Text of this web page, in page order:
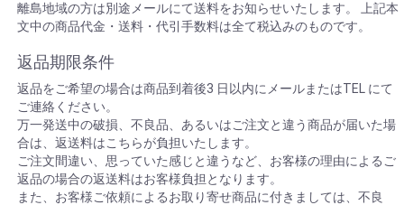
離島地域の方は別途メールにて送料をお知らせいたします。 上記本
文中の商品代金・送料・代引手数料は全て税込みのものです。
返品期限条件
返品をご希望の場合は商品到着後3 日以内にメールまたはTEL にて
ご連絡ください。
万一発送中の破損、不良品、あるいはご注文と違う商品が届いた場
合は、返送料はこちらが負担いたします。
ご注文間違い、思っていた感じと違うなど、お客様の理由によるご
返品の場合の返送料はお客様負担となります。
また、お客様ご依頼によるお取り寄せ商品に付きましては、不良